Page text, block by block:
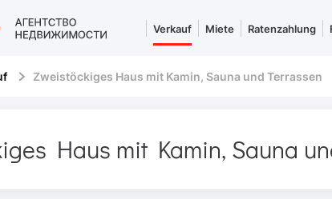
Verkauf Miete Ratenzahlung
Zweistöckiges Haus mit Kamin, Sauna und Terrassen
Haus mit Kamin, Sauna